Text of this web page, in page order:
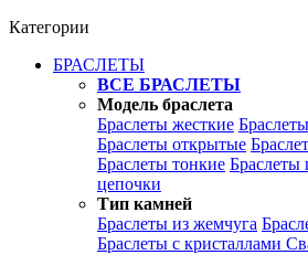
Категории
БРАСЛЕТЫ
ВСЕ БРАСЛЕТЫ
Модель браслета
Браслеты жесткие
Браслеты открытые
Браслеты тонкие Браслеты
цепочки
Тип камней
Браслеты из жемчуга
Браслеты с кристаллами